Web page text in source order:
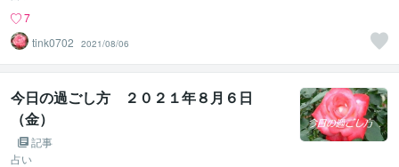
7
tink0702
2021/08/06
今日の過ごし方 ２０２１年８月６日
（金）
記事
占い